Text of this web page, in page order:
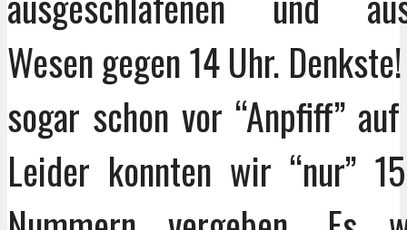
Wesen gegen 14 Uhr.
sogar schon vor “Anpfiff”
Leider konnten wir “nur”